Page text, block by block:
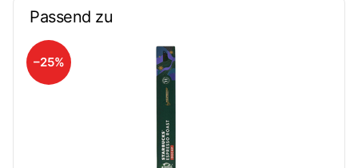
Passend zu
–25%